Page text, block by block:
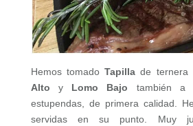
Hemos tomadoTapilla de ternera
Alto y Lomo Bajo también a
estupendas, de primera calidad.
servidas en su punto. Muy